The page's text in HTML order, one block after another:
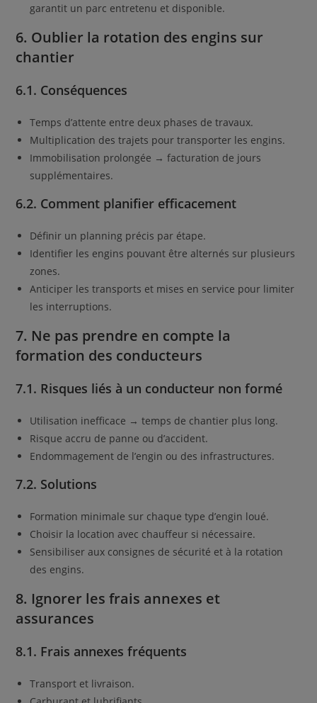
garantit un parc entretenu et disponible.
6. Oublier la rotation des engins sur
chantier
6.1. Conséquences
Temps d’attente entre deux phases de travaux.
Multiplication des trajets pour transporter les engins.
Immobilisation prolongée → facturation de jours
supplémentaires.
6.2. Comment planifier efficacement
Définir un planning précis par étape.
Identifier les engins pouvant être alternés sur plusieurs
zones.
Anticiper les transports et mises en service pour limiter
les interruptions.
7. Ne pas prendre en compte la
formation des conducteurs
7.1. Risques liés à un conducteur non formé
Utilisation inefficace → temps de chantier plus long.
Risque accru de panne ou d’accident.
Endommagement de l’engin ou des infrastructures.
7.2. Solutions
Formation minimale sur chaque type d’engin loué.
Choisir la location avec chauffeur si nécessaire.
Sensibiliser aux consignes de sécurité et à la rotation
des engins.
8. Ignorer les frais annexes et
assurances
8.1. Frais annexes fréquents
Transport et livraison.